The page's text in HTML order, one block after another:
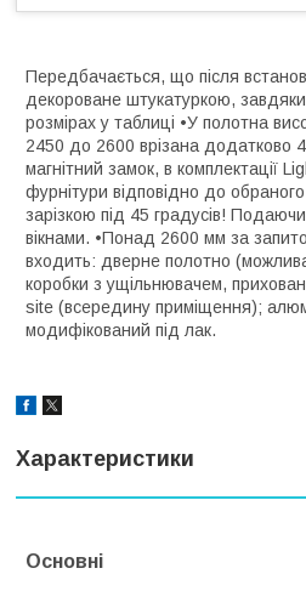
Передбачається, що після
декороване штукатуркою,
розмірах у таблиці •У полотна
2450 до 2600 врізана додатково
магнітний замок, в комплектації
фурнітури відповідно до
зарізкою під 45 градусів!
вікнами. •Понад 2600 мм за
входить: дверне полотно
коробки з ущільнювачем,
site (всередину приміщення);
модифікований під лак.
Характеристики
Основні